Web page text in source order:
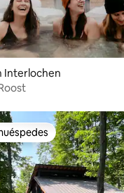
Interlochen
Favorito entre huéspedes